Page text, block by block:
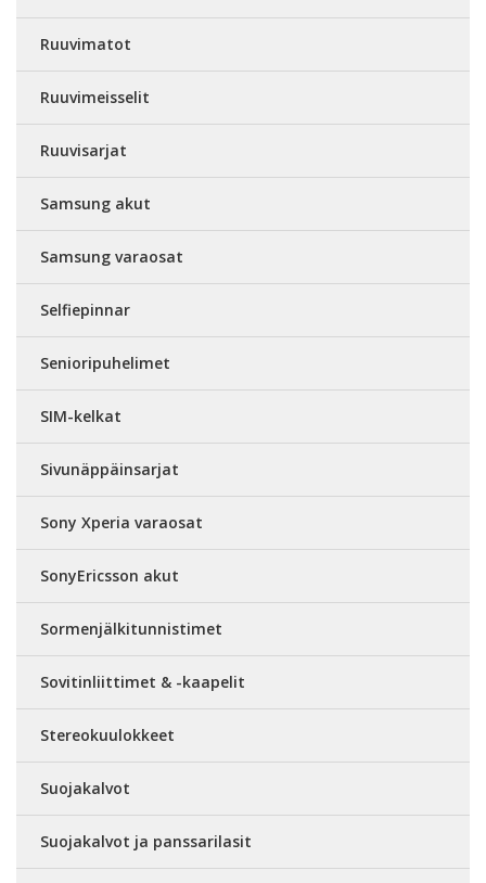
Ruuvimatot
Ruuvimeisselit
Ruuvisarjat
Samsung akut
Samsung varaosat
Selfiepinnar
Senioripuhelimet
SIM-kelkat
Sivunäppäinsarjat
Sony Xperia varaosat
SonyEricsson akut
Sormenjälkitunnistimet
Sovitinliittimet & -kaapelit
Stereokuulokkeet
Suojakalvot
Suojakalvot ja panssarilasit